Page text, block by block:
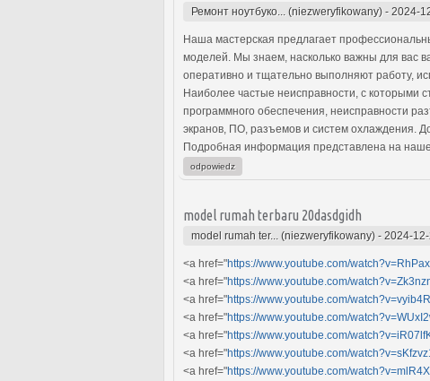
Ремонт ноутбуко... (niezweryfikowany) - 2024-
Наша мастерская предлагает
моделей. Мы знаем, насколько важны для вас
оперативно и тщательно выполняют работу,
Наиболее частые неисправности, с которыми
программного обеспечения, неисправности
экранов, ПО, разъемов и систем охлаждения.
Подробная информация представлена на
odpowiedz
model rumah terbaru 20dasdgidh
model rumah ter... (niezweryfikowany) - 2024-
<a href="https://www.youtube.com/
<a href="https://www.youtube.com/
<a href="https://www.youtube.com/
<a href="https://www.youtube.com/
<a href="https://www.youtube.com/
<a href="https://www.youtube.com/
<a href="https://www.youtube.com/